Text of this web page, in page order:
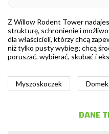
Z Willow Rodent Tower
strukturę, schronienie i
dla właścicieli, którzy chcą
niż tylko pusty wybieg; chcą
poruszać, wybierać, skubać i
Myszoskoczek
DANE